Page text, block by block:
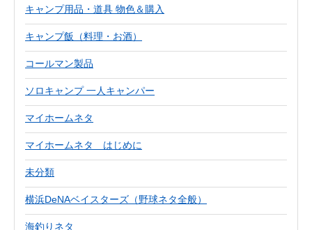
キャンプ用品・道具 物色＆購入
キャンプ飯（料理・お酒）
コールマン製品
ソロキャンプ 一人キャンパー
マイホームネタ
マイホームネタ はじめに
未分類
横浜DeNAベイスターズ（野球ネタ全般）
海釣りネタ